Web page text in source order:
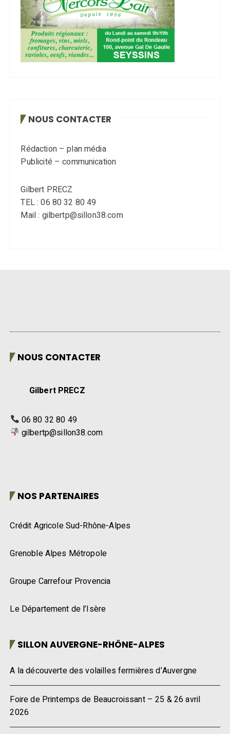
NOUS CONTACTER
Rédaction – plan média
Publicité – communication
Gilbert PRECZ
TEL : 06 80 32 80 49
Mail : gilbertp@sillon38.com
NOUS CONTACTER
Gilbert PRECZ
06 80 32 80 49
gilbertp@sillon38.com
NOS PARTENAIRES
Crédit Agricole Sud-Rhône-Alpes
Grenoble Alpes Métropole
Groupe Carrefour Provencia
Le Département de l’Isère
SILLON AUVERGNE-RHÔNE-ALPES
A la découverte des volailles fermières d’Auvergne
Foire de Printemps de Beaucroissant – 25 & 26 avril
2026